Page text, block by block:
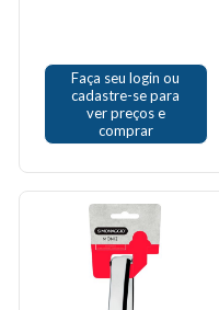
Faça seu login ou
cadastre-se para
ver preços e
comprar